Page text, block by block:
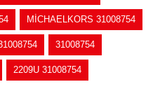
MİCHAELKORS 31008754
31008754
2209U 31008754